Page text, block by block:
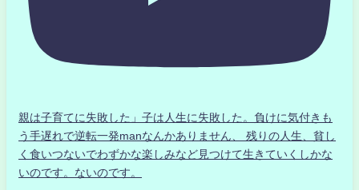
親は子育てに失敗した」子は人生に失敗した。負けに気付きも
う手遅れで逆転一発manなんかありません、 残りの人生、貧し
く食いつないでわずかな楽しみなど見つけて生きていくしかな
いのです。ないのです。